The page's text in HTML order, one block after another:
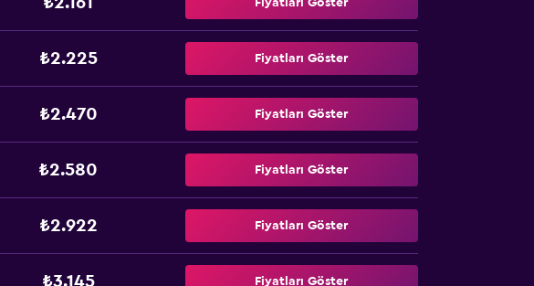
Fiyatları Göster
₺2.225 Fiyatları Göster
₺2.470 Fiyatları Göster
₺2.580 Fiyatları Göster
₺2.922 Fiyatları Göster
₺3.145 Fiyatları Göster